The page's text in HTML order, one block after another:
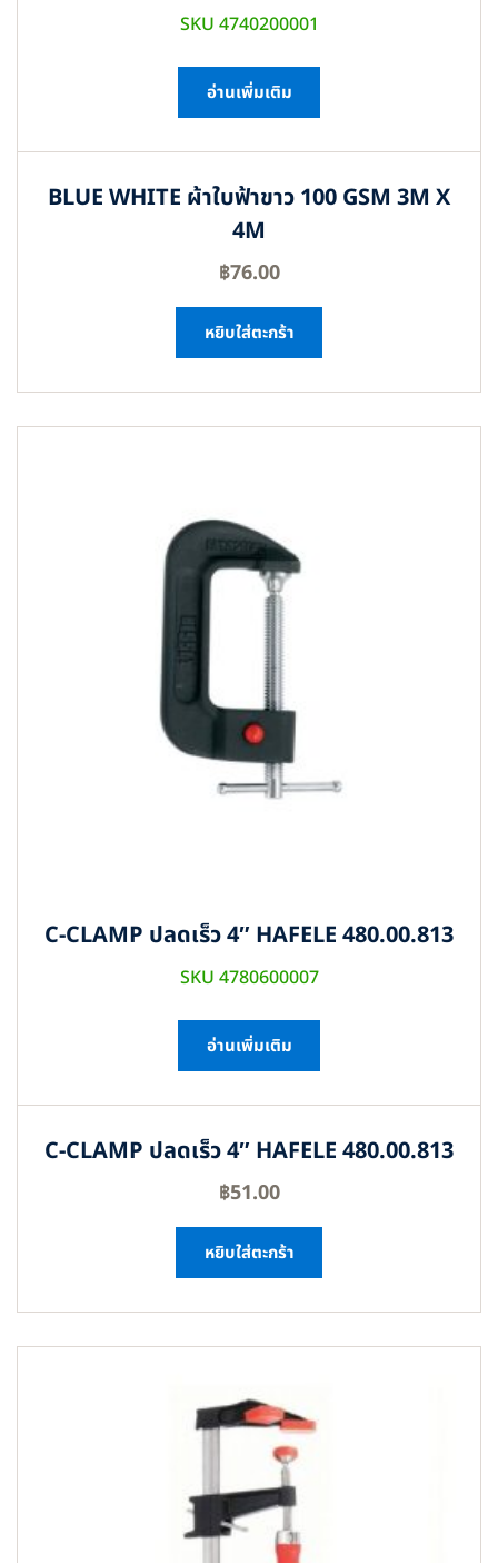
SKU 4740200001
อ่านเพิ่มเติม
BLUE WHITE ผ้าใบฟ้าขาว 100 GSM 3M X
4M
฿76.00
หยิบใส่ตะกร้า
C-CLAMP ปลดเร็ว 4″ HAFELE 480.00.813
SKU 4780600007
อ่านเพิ่มเติม
C-CLAMP ปลดเร็ว 4″ HAFELE 480.00.813
฿51.00
หยิบใส่ตะกร้า